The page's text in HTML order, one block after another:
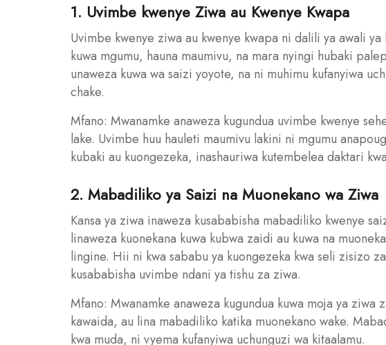
1. Uvimbe kwenye Ziwa au Kwenye Kwapa
Uvimbe kwenye ziwa au kwenye kwapa ni dalili ya awali
kuwa mgumu, hauna maumivu, na mara nyingi hubaki
unaweza kuwa wa saizi yoyote, na ni muhimu kufanyiwa
chake.
Mfano: Mwanamke anaweza kugundua uvimbe kwenye
lake. Uvimbe huu hauleti maumivu lakini ni mgumu
kubaki au kuongezeka, inashauriwa kutembelea daktari
2. Mabadiliko ya Saizi na Muonekano wa Ziwa
Kansa ya ziwa inaweza kusababisha mabadiliko kwenye
linaweza kuonekana kuwa kubwa zaidi au kuwa na
lingine. Hii ni kwa sababu ya kuongezeka kwa seli zisizo
kusababisha uvimbe ndani ya tishu za ziwa.
Mfano: Mwanamke anaweza kugundua kuwa moja ya ziwa
kawaida, au lina mabadiliko katika muonekano wake.
kwa muda, ni vyema kufanyiwa uchunguzi wa kitaalamu.